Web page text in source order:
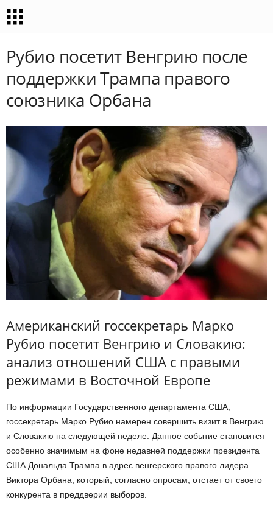
Рубио посетит Венгрию после
поддержки Трампа правого
союзника Орбана
Американский госсекретарь Марко
Рубио посетит Венгрию и Словакию:
анализ отношений США с правыми
режимами в Восточной Европе
По информации Государственного департамента США,
госсекретарь Марко Рубио намерен совершить визит в Венгрию
и Словакию на следующей неделе. Данное событие становится
особенно значимым на фоне недавней поддержки президента
США Дональда Трампа в адрес венгерского правого лидера
Виктора Орбана, который, согласно опросам, отстает от своего
конкурента в преддверии выборов.